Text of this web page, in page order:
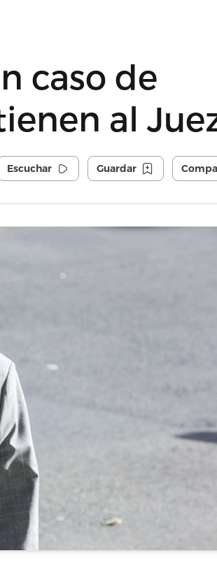
caso de
al
Escuchar Guardar